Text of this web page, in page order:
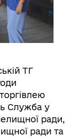
ТГ
Служба у
ради,
ради та